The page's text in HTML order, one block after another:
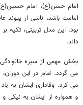
امام حسن(ع)، امام
امامت باشد، ناشی از
بود. این مدل تربیتی، تکیه
داند.
بخش مهمی از سیره
می گردد. امام در این
می کرد. وفاداری ایشان به
و همواره از ایشان به نیکی